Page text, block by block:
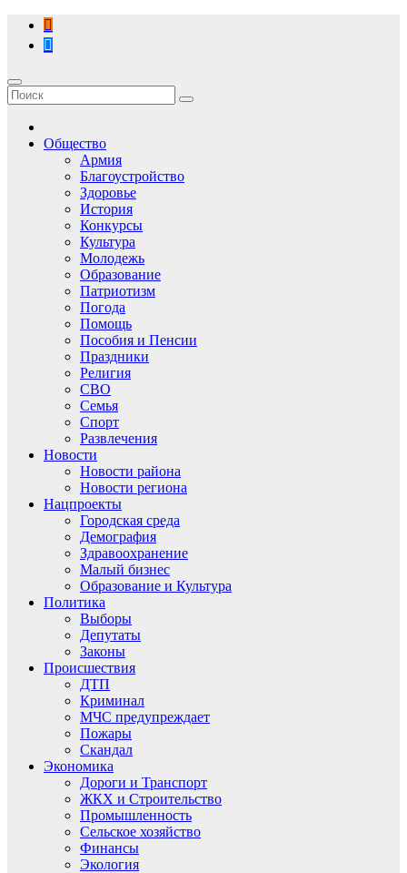
Перейти
содержимому
Общество
Армия
Благоустройство
Здоровье
История
Конкурсы
Культура
Молодежь
Образование
Патриотизм
Погода
Помощь
Пособия и Пенсии
Праздники
Религия
СВО
Семья
Спорт
Развлечения
Новости
Новости района
Новости региона
Нацпроекты
Городская среда
Демография
Здравоохранение
Малый бизнес
Образование и Культура
Политика
Выборы
Депутаты
Законы
Происшествия
ДТП
Криминал
МЧС предупреждает
Пожары
Скандал
Экономика
Дороги и Транспорт
ЖКХ и Строительство
Промышленность
Сельское хозяйство
Финансы
Экология